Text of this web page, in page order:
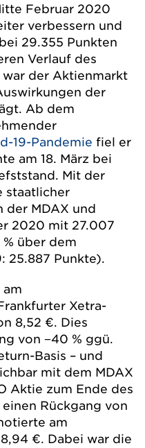
Februar 2020
verbessern und
29.355 Punkten
Verlauf des
der Aktienmarkt
der
Ab dem
19-Pandemie fiel er
am 18. März bei
Mit der
staatlicher
der MDAX und
2020 mit 27.007
über dem
25.887 Punkte).
am
Xetra-
8,52 €. Dies
von −40 % ggü.
Basis – und
mit dem MDAX
Aktie zum Ende des
Rückgang von
am
€. Dabei war die